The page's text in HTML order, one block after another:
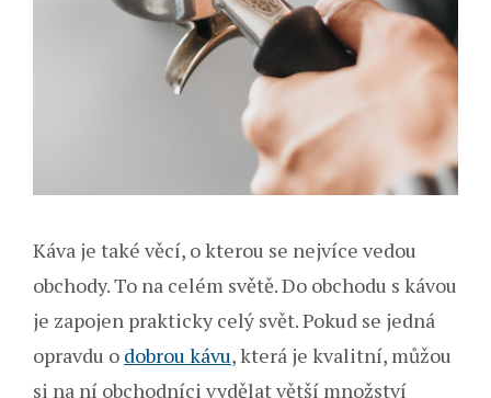
Káva je také věcí, o kterou se nejvíce vedou
obchody. To na celém světě. Do obchodu s kávou
je zapojen prakticky celý svět. Pokud se jedná
opravdu o dobrou kávu, která je kvalitní, můžou
si na ní obchodníci vydělat větší množství